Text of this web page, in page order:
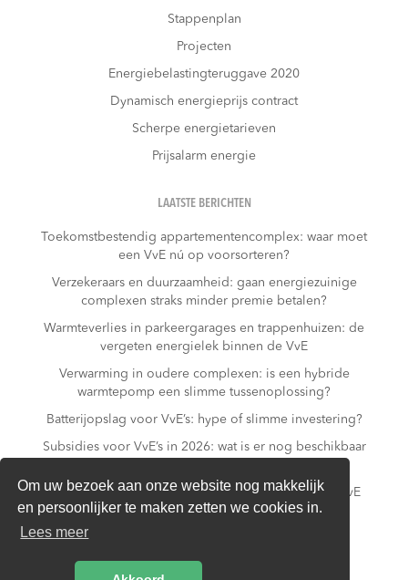
Om uw bezoek aan onze website nog makkelijk
en persoonlijker te maken zetten we cookies in.
Lees meer
Stappenplan
Projecten
Energiebelastingteruggave 2020
Dynamisch energieprijs contract
Scherpe energietarieven
Prijsalarm energie
LAATSTE BERICHTEN
Toekomstbestendig appartementencomplex: waar moet
een VvE nú op voorsorteren?
Verzekeraars en duurzaamheid: gaan energiezuinige
complexen straks minder premie betalen?
Warmteverlies in parkeergarages en trappenhuizen: de
vergeten energielek binnen de VvE
Verwarming in oudere complexen: is een hybride
warmtepomp een slimme tussenoplossing?
Batterijopslag voor VvE’s: hype of slimme investering?
Subsidies voor VvE’s in 2026: wat is er nog beschikbaar
Slim laden in parkeergarages: hoe voorkomt een VvE
overbelasting van de installatie?
Van gas naar all-electric: is dat realistisch voor een